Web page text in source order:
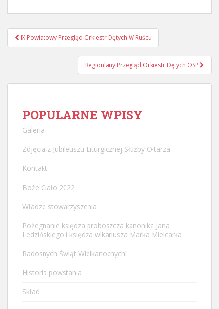
Nawigacja
postu
IX Powiatowy Przegląd Orkiestr Dętych W Ruścu
Regionlany Przegląd Orkiestr Dętych OSP
POPULARNE WPISY
Galeria
Zdjęcia z Jubileuszu Liturgicznej Służby Ołtarza
Kontakt
Boże Ciało 2022
Władze stowarzyszenia
Pożegnanie księdza proboszcza kanonika Jana
Ledzińskiego i księdza wikariusza Marka Mielcarka
Radosnych Świąt Wielkanocnych!
Historia powstania
Skład